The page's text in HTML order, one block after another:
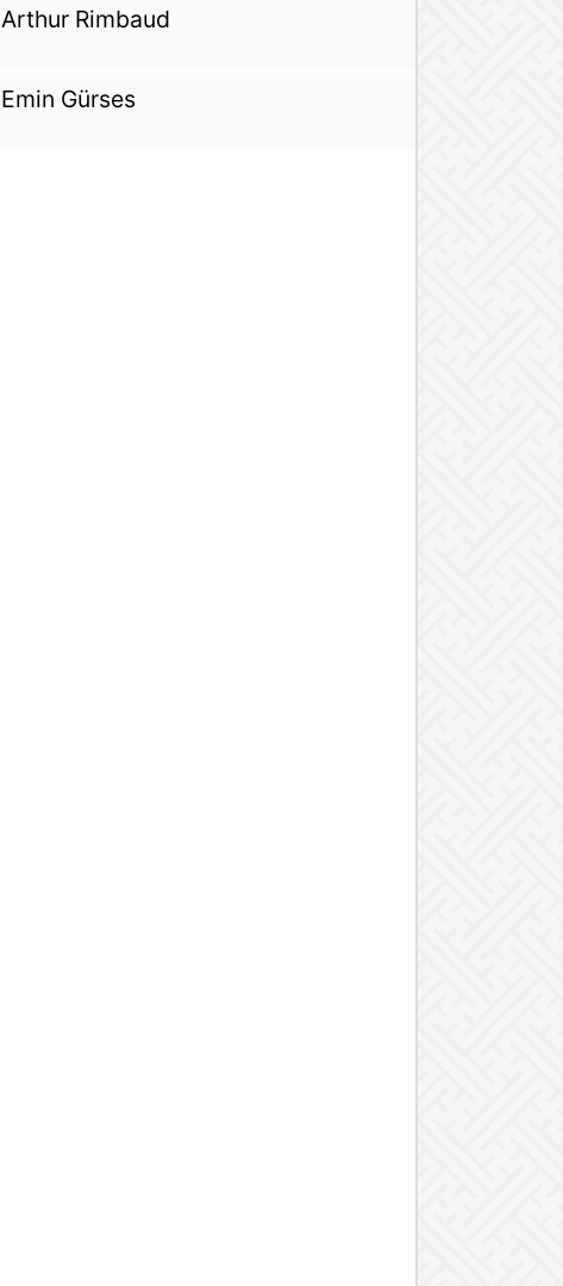
Arthur Rimbaud
Emin Gürses